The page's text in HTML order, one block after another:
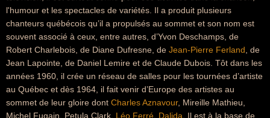
l'humour et les spectacles de variétés. Il a produit plusieurs
chanteurs québécois qu’il a propulsés au sommet et son nom est
souvent associé à ceux, entre autres, d’Yvon Deschamps, de
Robert Charlebois, de Diane Dufresne, de Jean-Pierre Ferland , de
Jean Lapointe, de Daniel Lemire et de Claude Dubois. Tôt dans les
années 1960, il crée un réseau de salles pour les tournées d’artiste
au Québec et dès 1964, il fait venir d’Europe des artistes au
sommet de leur gloire dont Charles Aznavour, Mireille Mathieu,
Michel Fugain, Petula Clark, Léo Ferré Dalida . Il est à la base de